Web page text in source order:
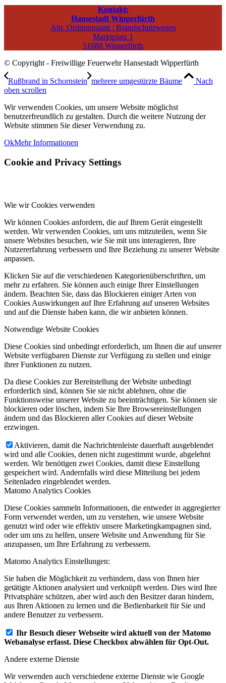
Kontakt:
Hansestadt Wipperfürth
Abt. Ordnungsamt / Brandschutzwesen
Marktplatz 1
51688 Wipperfürth
© Copyright - Freiwillige Feuerwehr Hansestadt Wipperfürth
Rußbrand in Schornstein mehrere umgestürzte Bäume
Nach
oben scrollen
Wir verwenden Cookies, um unsere Website möglichst
benutzerfreundlich zu gestalten. Durch die weitere Nutzung der
Website stimmen Sie dieser Verwendung zu.
OkMehr Informationen
Cookie and Privacy Settings
Wie wir Cookies verwenden
Wir können Cookies anfordern, die auf Ihrem Gerät eingestellt
werden. Wir verwenden Cookies, um uns mitzuteilen, wenn Sie
unsere Websites besuchen, wie Sie mit uns interagieren, Ihre
Nutzererfahrung verbessern und Ihre Beziehung zu unserer Website
anpassen.
Klicken Sie auf die verschiedenen Kategorienüberschriften, um
mehr zu erfahren. Sie können auch einige Ihrer Einstellungen
ändern. Beachten Sie, dass das Blockieren einiger Arten von
Cookies Auswirkungen auf Ihre Erfahrung auf unseren Websites
und auf die Dienste haben kann, die wir anbieten können.
Notwendige Website Cookies
Diese Cookies sind unbedingt erforderlich, um Ihnen die auf unserer
Website verfügbaren Dienste zur Verfügung zu stellen und einige
ihrer Funktionen zu nutzen.
Da diese Cookies zur Bereitstellung der Website unbedingt
erforderlich sind, können Sie sie nicht ablehnen, ohne die
Funktionsweise unserer Website zu beeinträchtigen. Sie können sie
blockieren oder löschen, indem Sie Ihre Browsereinstellungen
ändern und das Blockieren aller Cookies auf dieser Website
erzwingen.
Aktivieren, damit die Nachrichtenleiste dauerhaft ausgeblendet
wird und alle Cookies, denen nicht zugestimmt wurde, abgelehnt
werden. Wir benötigen zwei Cookies, damit diese Einstellung
gespeichert wird. Andernfalls wird diese Mitteilung bei jedem
Seitenladen eingeblendet werden.
Matomo Analytics Cookies
Diese Cookies sammeln Informationen, die entweder in aggregierter
Form verwendet werden, um zu verstehen, wie unsere Website
genutzt wird oder wie effektiv unsere Marketingkampagnen sind,
oder um uns zu helfen, unsere Website und Anwendung für Sie
anzupassen, um Ihre Erfahrung zu verbessern.
Matomo Analytics Einstellungen:
Sie haben die Möglichkeit zu verhindern, dass von Ihnen hier
getätigte Aktionen analysiert und verknüpft werden. Dies wird Ihre
Privatsphäre schützen, aber wird auch den Besitzer daran hindern,
aus Ihren Aktionen zu lernen und die Bedienbarkeit für Sie und
andere Benutzer zu verbessern.
Ihr Besuch dieser Webseite wird aktuell von der Matomo
Webanalyse erfasst. Diese Checkbox abwählen für Opt-Out.
Andere externe Dienste
Wir verwenden auch verschiedene externe Dienste wie Google